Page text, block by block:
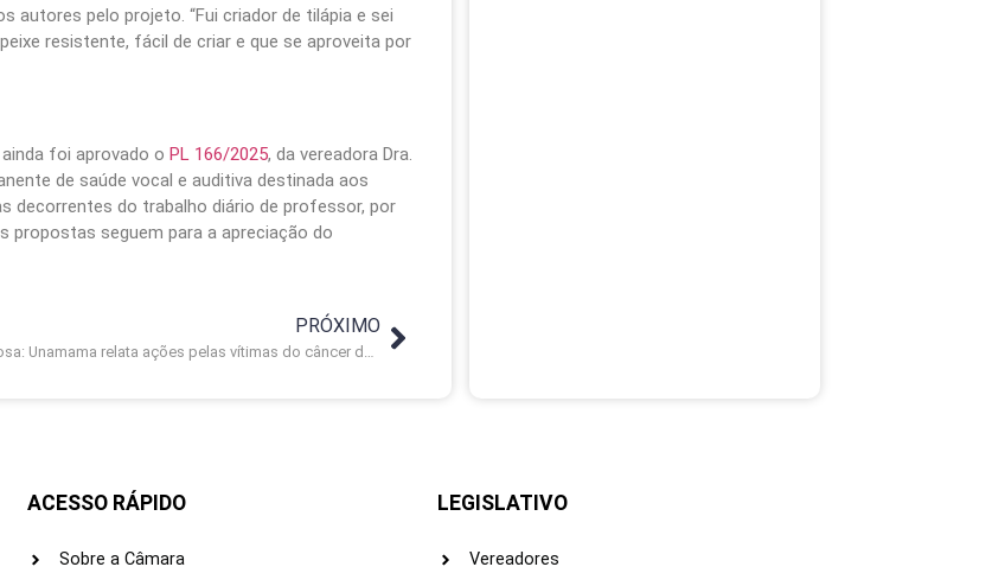
autores pelo projeto. “Fui criador de tilápia e sei
resistente, fácil de criar e que se aproveita por
foi aprovado o PL 166/2025, da vereadora Dra.
de saúde vocal e auditiva destinada aos
decorrentes do trabalho diário de professor, por
propostas seguem para a apreciação do
PRÓXIMO
Outubro Rosa: Unamama relata ações pelas vítimas do câncer de mama
ACESSO RÁPIDO
Sobre a Câmara
LEGISLATIVO
Vereadores